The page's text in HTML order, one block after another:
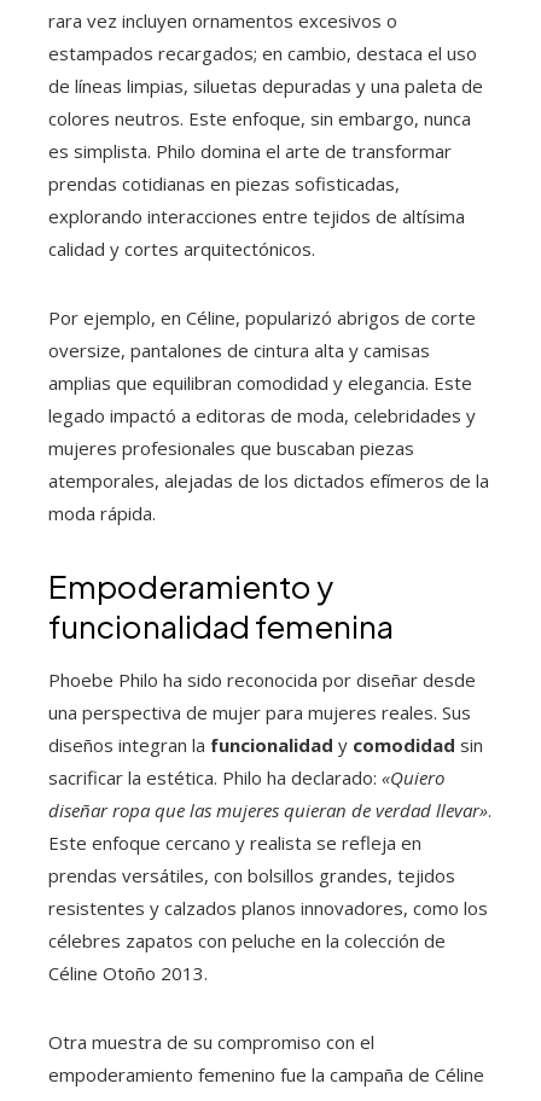
rara vez incluyen ornamentos excesivos o
estampados recargados; en cambio, destaca el uso
de líneas limpias, siluetas depuradas y una paleta de
colores neutros. Este enfoque, sin embargo, nunca
es simplista. Philo domina el arte de transformar
prendas cotidianas en piezas sofisticadas,
explorando interacciones entre tejidos de altísima
calidad y cortes arquitectónicos.
Por ejemplo, en Céline, popularizó abrigos de corte
oversize, pantalones de cintura alta y camisas
amplias que equilibran comodidad y elegancia. Este
legado impactó a editoras de moda, celebridades y
mujeres profesionales que buscaban piezas
atemporales, alejadas de los dictados efímeros de la
moda rápida.
Empoderamiento y
funcionalidad femenina
Phoebe Philo ha sido reconocida por diseñar desde
una perspectiva de mujer para mujeres reales. Sus
diseños integran la funcionalidad y comodidad sin
sacrificar la estética. Philo ha declarado: «Quiero
diseñar ropa que las mujeres quieran de verdad llevar».
Este enfoque cercano y realista se refleja en
prendas versátiles, con bolsillos grandes, tejidos
resistentes y calzados planos innovadores, como los
célebres zapatos con peluche en la colección de
Céline Otoño 2013.
Otra muestra de su compromiso con el
empoderamiento femenino fue la campaña de Céline